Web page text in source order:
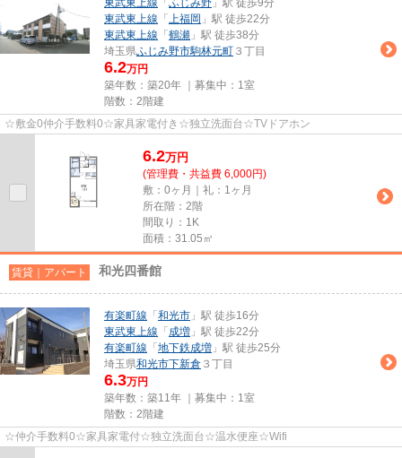
東武東上線 「 ふじみ野 」駅 徒歩9分
東武東上線 「 上福岡 」駅 徒歩22分
東武東上線 「 鶴瀬 」駅 徒歩38分
埼玉県ふじみ野市駒林元町 ３丁目
6.2万円
築年数：築20年 ｜募集中： 1室
階数：2階建
☆敷金0仲介手数料0☆家具家電付き☆独立洗面台☆TVドアホン
6.2万円
(管理費・共益費 6,000円)
敷：0ヶ月｜礼：1ヶ月
所在階：2階
間取り：1K
面積：31.05㎡
賃貸｜アパート 和光四番館
有楽町線 「 和光市 」駅 徒歩16分
東武東上線 「 成増 」駅 徒歩22分
有楽町線 「 地下鉄成増 」駅 徒歩25分
埼玉県和光市下新倉 ３丁目
6.3万円
築年数：築11年 ｜募集中： 1室
階数：2階建
☆仲介手数料0☆家具家電付☆独立洗面台☆温水便座☆Wifi